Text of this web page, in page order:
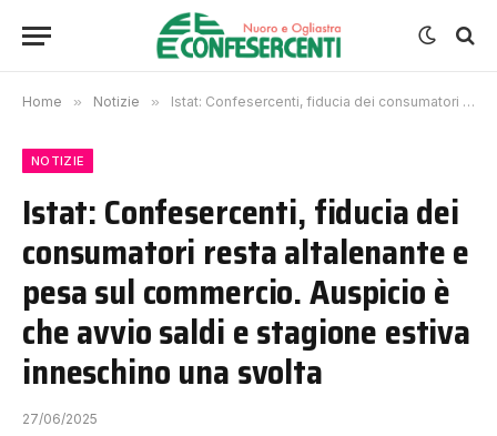
Home » Notizie » Istat: Confesercenti, fiducia dei consumatori resta altalenante e pesa sul commercio. Auspicio è che avvio saldi e stagione estiva inneschino una svolta
NOTIZIE
Istat: Confesercenti, fiducia dei
consumatori resta altalenante e
pesa sul commercio. Auspicio è
che avvio saldi e stagione estiva
inneschino una svolta
27/06/2025